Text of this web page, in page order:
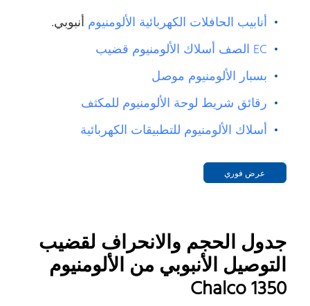
أنابيب الحافلات الكهربائية الألومنيوم أنبوبي.
EC الصف أسلاك الألومنيوم قضيب
بسبار الألومنيوم موصل
رقائق شريط لوحة الألومنيوم للمكثف
أسلاك الألومنيوم للتطبيقات الكهربائية
عرض فوري
جدول الحجم والانحراف لقضيب
التوصيل الأنبوبي من الألومنيوم
Chalco 1350